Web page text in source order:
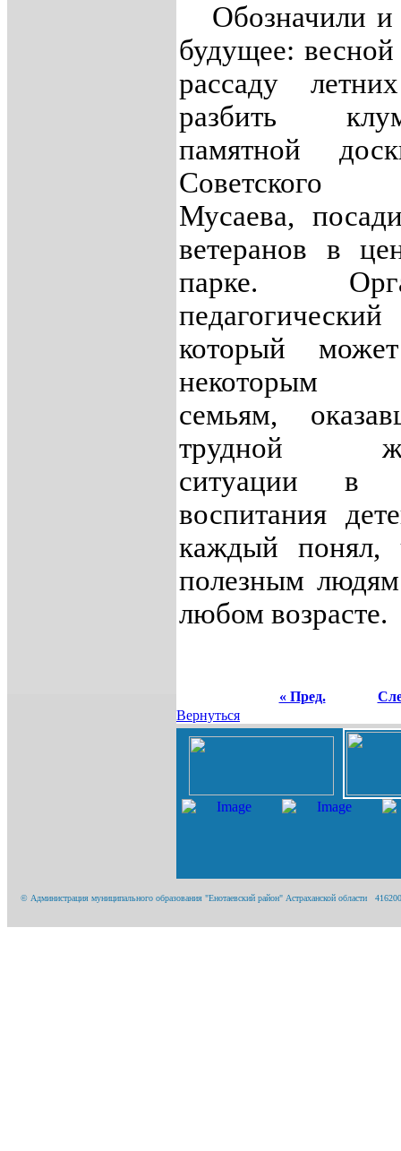
Обозначили и
будущее:
рассаду
разбить
памятной
Мусаева,
ветеранов в
парке.
который
некоторым
семьям,
трудной
ситуации в
воспитания
каждый понял,
полезным
любом возрасте.
« Пред.
Вернуться
© Администрация муниципального образования "Енотаевский район" Астраханской области